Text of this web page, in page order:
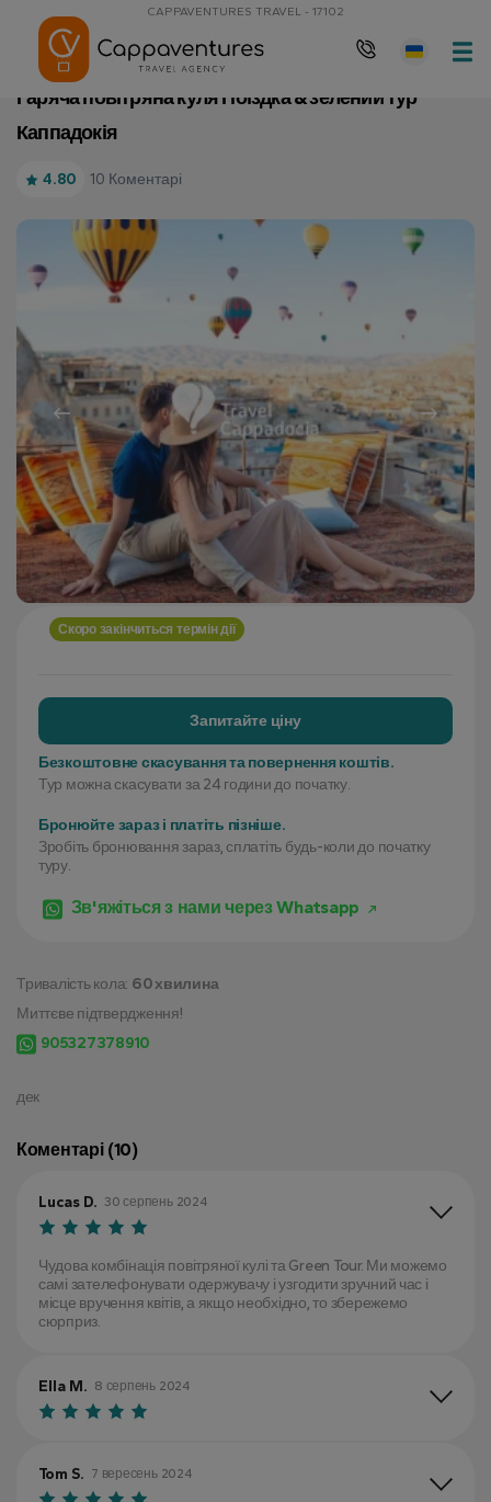
CAPPAVENTURES TRAVEL - 17102
Домашня сторінка
дек
Коментарі (10)
Lucas D. 30 серпень 2024
Чудова комбінація повітряної кулі та Green Tour. Ми можемо
самі зателефонувати одержувачу і узгодити зручний час і
місце вручення квітів, а якщо необхідно, то збережемо
сюрприз.
Ella M. 8 серпень 2024
Tom S. 7 вересень 2024
Гаряча повітряна куля Поїздка & зелений тур
Каппадокія
4.80 10 Коментарі
Скоро закінчиться термін дії
Запитайте ціну
Безкоштовне скасування та повернення коштів.
Тур можна скасувати за 24 години до початку.
Бронюйте зараз і платіть пізніше.
Зробіть бронювання зараз, сплатіть будь-коли до початку
туру.
Зв'яжіться з нами через Whatsapp
Тривалість кола: 60 хвилина
Миттєве підтвердження!
905327378910